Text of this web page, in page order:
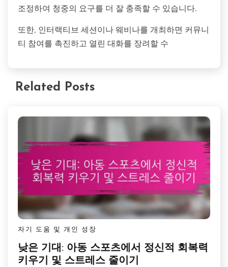
조정하여 청중의 요구를 더 잘 충족할 수 있습니다.
또한, 인터랙티브 세션이나 웨비나를 개최하면 커뮤니
티 참여를 촉진하고 열린 대화를 장려할 수
Related Posts
자기 도움 및 개인 성장
낮은 기대: 아동 스포츠에서 정신적 회복력
키우기 및 스트레스 줄이기